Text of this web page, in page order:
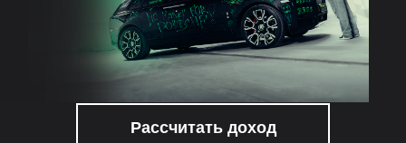
Рассчитать доход